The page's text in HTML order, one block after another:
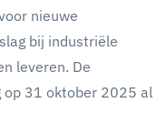
nieuwe
bij industriële
leveren. De
op 31 oktober 2025 al